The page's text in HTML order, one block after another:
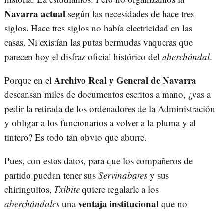
Navarra actual según las necesidades de hace tres
siglos. Hace tres siglos no había electricidad en las
casas. Ni existían las putas bermudas vaqueras que
parecen hoy el disfraz oficial histórico del aberchándal.
Porque en el Archivo Real y General de Navarra
descansan miles de documentos escritos a mano, ¿vas a
pedir la retirada de los ordenadores de la Administración
y obligar a los funcionarios a volver a la pluma y al
tintero? Es todo tan obvio que aburre.
Pues, con estos datos, para que los compañeros de
partido puedan tener sus Servinabares y sus
chiringuitos, Txibite quiere regalarle a los
aberchándales unaventaja institucional que no